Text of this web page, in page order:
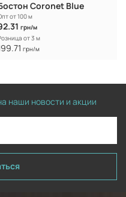
Coronet Blue
от 100 м
грн/м
от 3 м
грн/м
наши новости и акции